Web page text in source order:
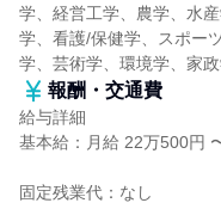
学、経営工学、農学、水
学、看護/保健学、スポー
学、芸術学、環境学、家
報酬・交通費
給与詳細
基本給：月給 22万500円
固定残業代：なし